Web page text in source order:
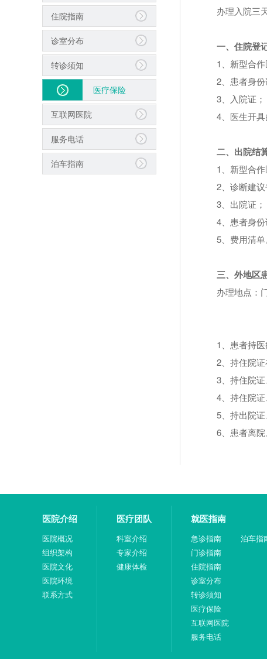
住院指南
诊室分布
转诊须知
医疗保险
互联网医院
服务电话
泊车指南
办理入院三
一、住院登
1、新型合作
2、患者身份
3、入院证；
4、医生开具
二、出院结
1、新型合作
2、诊断建议
3、出院证；
4、患者身
5、费用清单
三、外地区
办理地点：
1、患者持
2、持住院
3、持住院
4、持住院
5、持出院
6、患者离院
医院介绍
医院概况
组织架构
医院文化
医院环境
联系方式
医疗团队
科室介绍
专家介绍
健康体检
就医指南
急诊指南
门诊指南
住院指南
诊室分布
转诊须知
医疗保险
互联网医院
服务电话
泊车指